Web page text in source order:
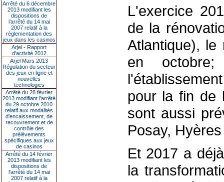
Arrêté du 6 décembre
2013 modifiant les
dispositions de
l’arrêté du 14 mai
2007 relatif à la
réglementation des
jeux dans les casinos
Arjel - Rapport
d'activité 2012
Arjel Mars 2013
Régulation du secteur
des jeux en ligne et
nouvelles
technologies
Arrêté du 28 février
2013 modifiant l'arrêté
du 29 octobre 2010
relatif aux modalités
d'encaissement, de
recouvrement et de
contrôle des
prélèvements
spécifiques aux jeux
de casinos
Arrêté du 14 février
2013 modifiant les
dispositions de
l'arrêté du 14 mai
2007 relatif à la
L'exercice
de la
Atlantique), le
en
pour la fin de
sont aussi
Posay,
Et 2017 a
la